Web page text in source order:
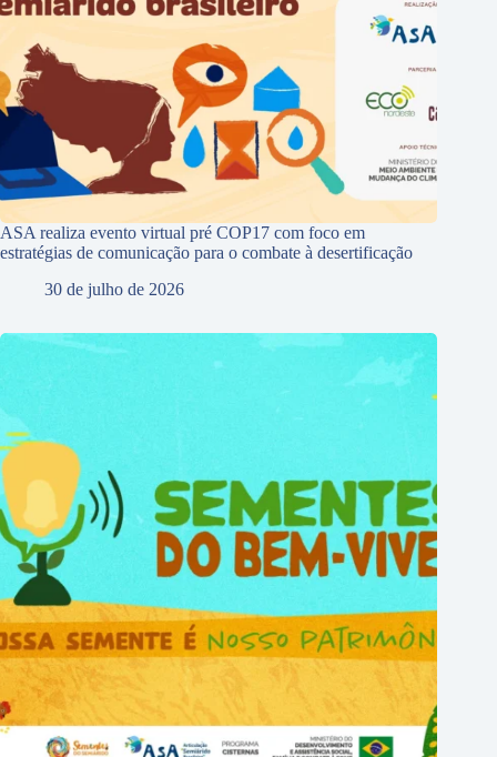
ASA realiza evento virtual pré COP17 com foco em
estratégias de comunicação para o combate à desertificação
30 de julho de 2026